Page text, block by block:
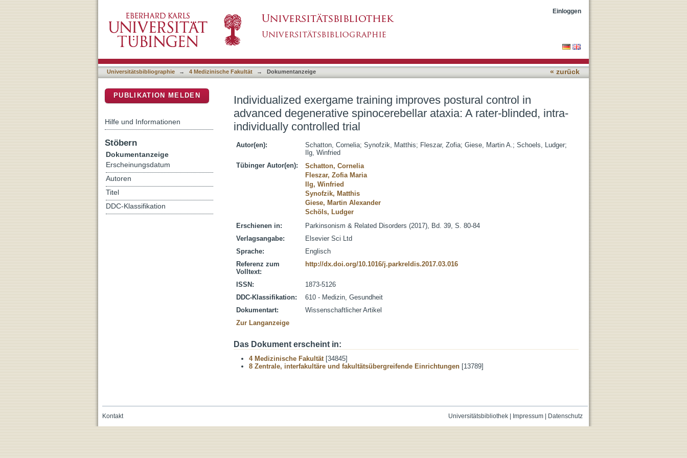
spinocerebellar ataxia: A rater-blinded, intra-individually controlled trial
Einloggen
Universitätsbibliographie → 4 Medizinische Fakultät → Dokumentanzeige « zurück
Individualized exergame training improves postural control in
advanced degenerative spinocerebellar ataxia: A rater-blinded, intra-
individually controlled trial
Autor(en): Schatton, Cornelia; Synofzik, Matthis; Fleszar, Zofia; Giese, Martin A.; Schoels, Ludger;
Ilg, Winfried
Tübinger Autor(en):
Schatton, Cornelia
Fleszar, Zofia Maria
Ilg, Winfried
Synofzik, Matthis
Giese, Martin Alexander
Schöls, Ludger
Erschienen in:
Parkinsonism & Related Disorders (2017), Bd. 39, S. 80-84
Verlagsangabe:
Elsevier Sci Ltd
Sprache:
Englisch
Referenz zum
Volltext:
http://dx.doi.org/10.1016/j.parkreldis.2017.03.016
ISSN:
1873-5126
DDC-Klassifikation:
610 - Medizin, Gesundheit
Dokumentart:
Wissenschaftlicher Artikel
Zur Langanzeige
Das Dokument erscheint in:
4 Medizinische Fakultät[34845]
8 Zentrale, interfakultäre und fakultätsübergreifende Einrichtungen [13789]
PUBLIKATION MELDEN
Hilfe und Informationen
Stöbern
Dokumentanzeige
Erscheinungsdatum
Autoren
Titel
DDC-Klassifikation
Universitätsbibliothek| Impressum| Datenschutz
Kontakt